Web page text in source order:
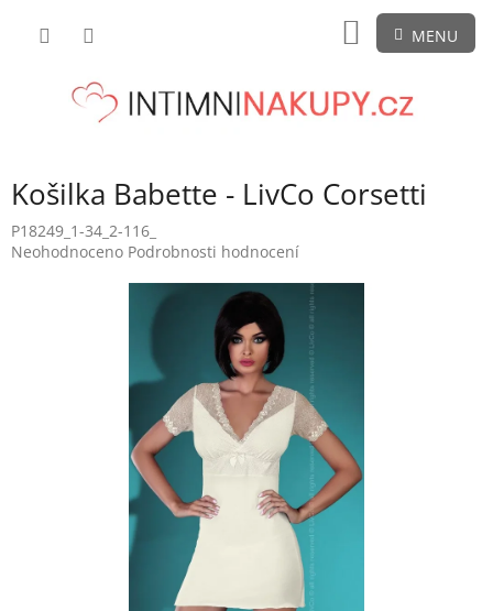
NÁKUPNÍ
KOŠÍK
Košilka Babette - LivCo Corsetti
P18249_1-34_2-116_
Průměrné
Neohodnoceno Podrobnosti hodnocení